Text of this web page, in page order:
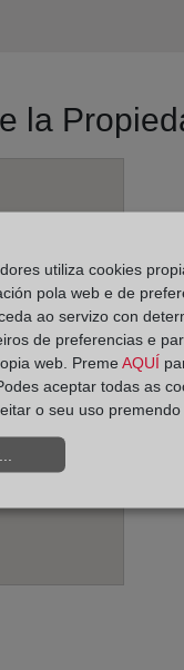
la
utiliza cookies
pola web e de
ao servizo con
de preferencias e
web. Preme AQUÍ
aceptar todas as
o seu uso premendo